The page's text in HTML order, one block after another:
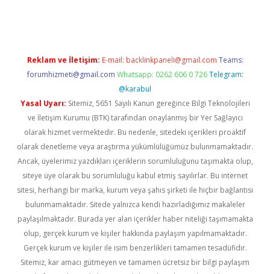
Reklam ve İletişim: E-mail: backlinkpaneli@gmail.com Teams:
forumhizmeti@gmail.com Whatsapp: 0262 606 0 726 Telegram:
@karabul
Yasal Uyarı: Sitemiz, 5651 Sayılı Kanun gereğince Bilgi Teknolojileri
ve İletişim Kurumu (BTK) tarafından onaylanmış bir Yer Sağlayıcı
olarak hizmet vermektedir. Bu nedenle, sitedeki içerikleri proaktif
olarak denetleme veya araştırma yükümlülüğümüz bulunmamaktadır.
Ancak, üyelerimiz yazdıkları içeriklerin sorumluluğunu taşımakta olup,
siteye üye olarak bu sorumluluğu kabul etmiş sayılırlar. Bu internet
sitesi, herhangi bir marka, kurum veya şahıs şirketi ile hiçbir bağlantısı
bulunmamaktadır. Sitede yalnızca kendi hazırladığımız makaleler
paylaşılmaktadır. Burada yer alan içerikler haber niteliği taşımamakta
olup, gerçek kurum ve kişiler hakkında paylaşım yapılmamaktadır.
Gerçek kurum ve kişiler ile isim benzerlikleri tamamen tesadüfidir.
Sitemiz, kar amacı gütmeyen ve tamamen ücretsiz bir bilgi paylaşım